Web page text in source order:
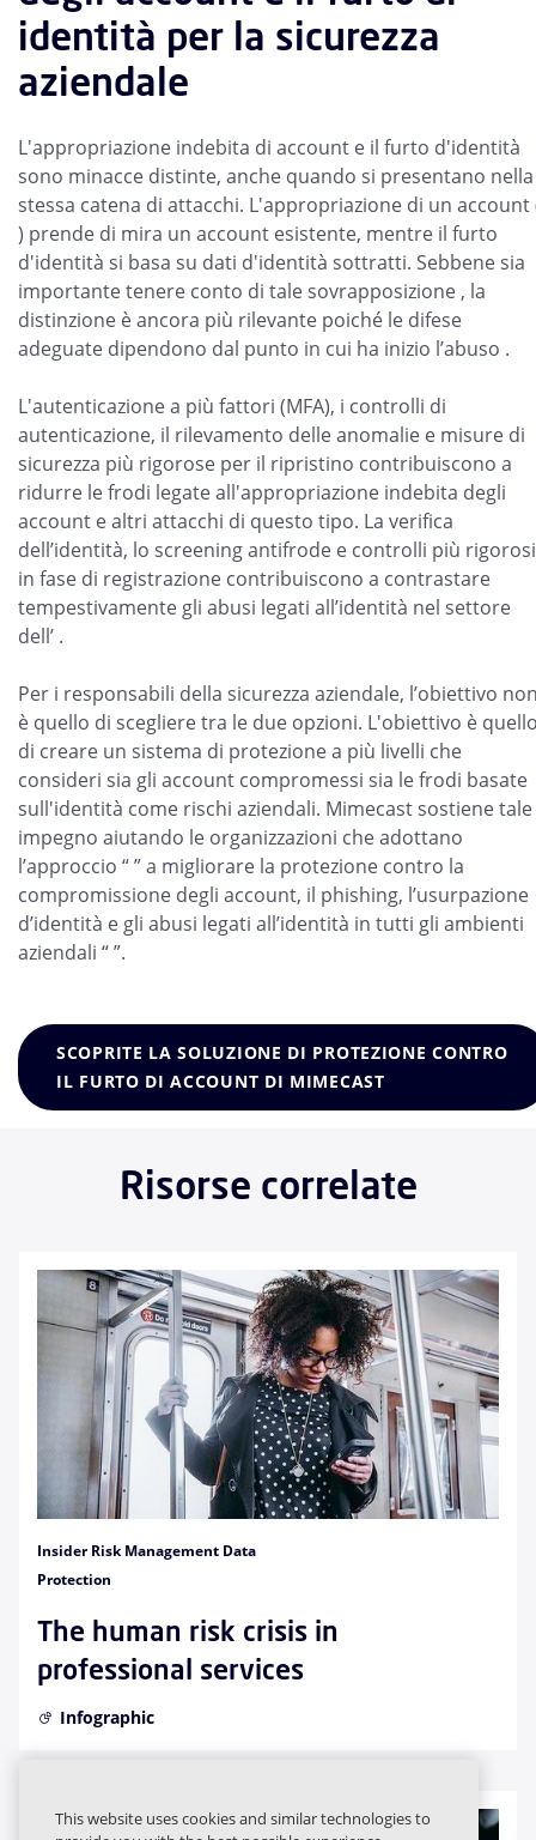
identità per la sicurezza
aziendale
L'appropriazione indebita di account e il furto d'identità
sono minacce distinte, anche quando si presentano nella
stessa catena di attacchi. L'appropriazione di un account
) prende di mira un account esistente, mentre il furto
d'identità si basa su dati d'identità sottratti. Sebbene sia
importante tenere conto di tale sovrapposizione , la
distinzione è ancora più rilevante poiché le difese
adeguate dipendono dal punto in cui ha inizio l’abuso .
L'autenticazione a più fattori (MFA), i controlli di
autenticazione, il rilevamento delle anomalie e misure di
sicurezza più rigorose per il ripristino contribuiscono a
ridurre le frodi legate all'appropriazione indebita degli
account e altri attacchi di questo tipo. La verifica
dell’identità, lo screening antifrode e controlli più rigorosi
in fase di registrazione contribuiscono a contrastare
tempestivamente gli abusi legati all’identità nel settore
dell’ .
Per i responsabili della sicurezza aziendale, l’obiettivo
è quello di scegliere tra le due opzioni. L'obiettivo è
di creare un sistema di protezione a più livelli che
consideri sia gli account compromessi sia le frodi basate
sull'identità come rischi aziendali. Mimecast sostiene tale
impegno aiutando le organizzazioni che adottano
l’approccio “ ” a migliorare la protezione contro la
compromissione degli account, il phishing, l’usurpazione
d’identità e gli abusi legati all’identità in tutti gli ambienti
aziendali “ ”.
SCOPRITE LA SOLUZIONE DI PROTEZIONE CONTRO
IL FURTO DI ACCOUNT DI MIMECAST
Risorse correlate
Insider Risk Management Data
Protection
The human risk crisis in
professional services
Infographic
This website uses cookies and similar technologies to